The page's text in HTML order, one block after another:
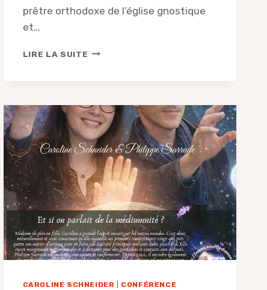
prêtre orthodoxe de l’église gnostique
et…
LIRE LA SUITE PATRICK
CAROLINE SCHNEIDER
CONFÉRENCE